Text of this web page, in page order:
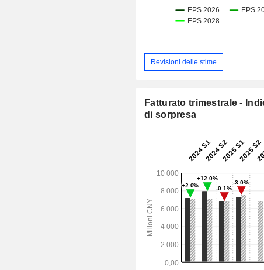
Revisioni delle stime
Fatturato trimestrale -
di sorpresa